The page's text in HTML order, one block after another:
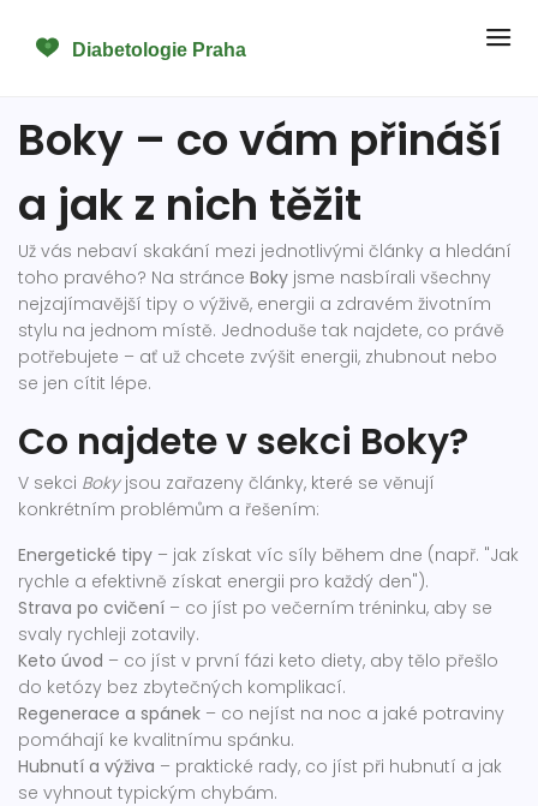
Boky – co vám přináší
a jak z nich těžit
Už vás nebaví skakání mezi jednotlivými články a hledání
toho pravého? Na stránce Boky jsme nasbírali všechny
nejzajímavější tipy o výživě, energii a zdravém životním
stylu na jednom místě. Jednoduše tak najdete, co právě
potřebujete – ať už chcete zvýšit energii, zhubnout nebo
se jen cítit lépe.
Co najdete v sekci Boky?
V sekci Bokyjsou zařazeny články, které se věnují
konkrétním problémům a řešením:
Energetické tipy – jak získat víc síly během dne (např. "Jak
rychle a efektivně získat energii pro každý den").
Strava po cvičení – co jíst po večerním tréninku, aby se
svaly rychleji zotavily.
Keto úvod – co jíst v první fázi keto diety, aby tělo přešlo
do ketózy bez zbytečných komplikací.
Regenerace a spánek – co nejíst na noc a jaké potraviny
pomáhají ke kvalitnímu spánku.
Hubnutí a výživa – praktické rady, co jíst při hubnutí a jak
se vyhnout typickým chybám.